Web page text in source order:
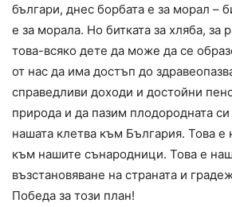
българи, днес борбата е за морал –
е за морала. Но битката за хляба, за
това-всяко дете да може да се
от нас да има достъп до
справедливи доходи и достойни
природа и да пазим плодородната
нашата клетва към България. Това
към нашите сънародници. Това е
възстановяване на страната и
Победа за този план!